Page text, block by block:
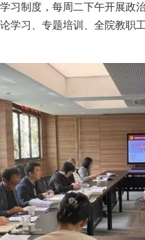
习制度，每周二下午开展
学习、专题培训、全院教职